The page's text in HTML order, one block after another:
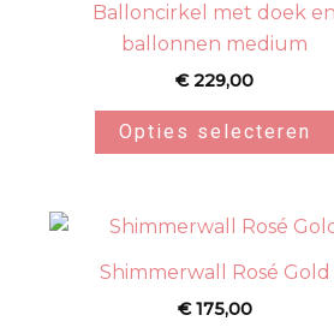
Balloncirkel met doek en
ballonnen medium
€229,00
Opties selecteren
Shimmerwall Rosé Gold
€175,00